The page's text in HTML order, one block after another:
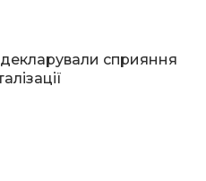
сприяння